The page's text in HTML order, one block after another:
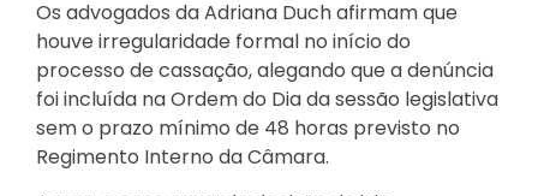
Os advogados da Adriana Duch afirmam que
houve irregularidade formal no início do
processo de cassação, alegando que a denúncia
foi incluída na Ordem do Dia da sessão legislativa
sem o prazo mínimo de 48 horas previsto no
Regimento Interno da Câmara.